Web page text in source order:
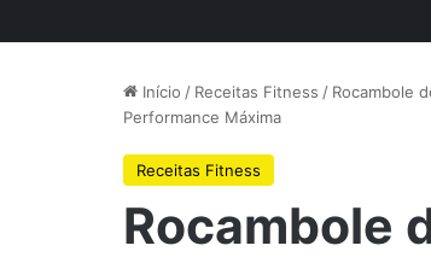
Início / Receitas Fitness / Rocambole
Performance Máxima
Receitas Fitness
Rocambole